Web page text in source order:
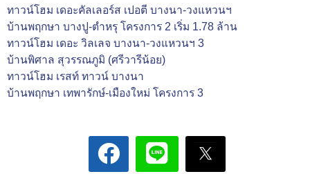
ทาวน์โฮม เดอะคัลเลอร์ส เปอตี บางนา-วงแหวนฯ
บ้านพฤกษา บางปู-ตำหรุ โครงการ 2 เริ่ม 1.78 ล้าน
ทาวน์โฮม เดอะ วิลเลจ บางนา-วงแหวนฯ 3
บ้านพิศาล สุวรรณภูมิ (ศรีวารีน้อย)
ทาวน์โฮม เรสท์ ทาวน์ บางนา
บ้านพฤกษา เทพารักษ์-เมืองใหม่ โครงการ 3